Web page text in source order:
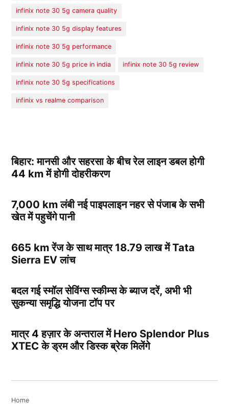
infinix note 30 5g camera quality
infinix note 30 5g display features
infinix note 30 5g performance
infinix note 30 5g price in india infinix note 30 5g review
infinix note 30 5g specifications
infinix vs realme comparison
बिहार: मानसी और सहरसा के बीच रेल लाइन डबल होगी
44 km में होगी दोहरीकरण
7,000 km लंबी नई पाइपलाइन नहर से पंजाब के सभी
खेत में पहुचेंगे पानी
665 km रेंज के साथ मात्र 18.79 लाख में Tata
Sierra EV लांच
बदल गई स्मॉल सेविंग्स स्कीम्स के ब्याज दरें, अभी भी
सुकन्या समृद्धि योजना टॉप पर
मात्र 4 हज़ार के अन्तराल में Hero Splendor Plus
XTEC के ड्रम और डिस्क ब्रेक मिलेंगे
Home